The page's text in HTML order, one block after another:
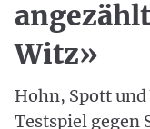
Witz»
Hohn, Spott
Testspiel gegen